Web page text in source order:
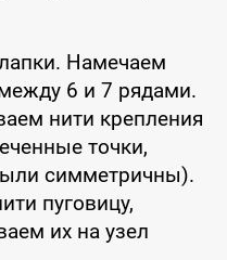
Намечаем
6 и 7 рядами.
нити крепления
точки,
симметричны).
пуговицу,
их на узел